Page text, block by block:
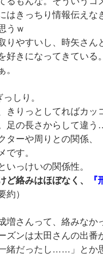
はきっちり情報伝え
うｗ
やすいし、時矢さん
好きになってきてい
。
しり。
りっとしてればカッ
足の長さからして違
ーや周りとの関係、
です。
っけいの関係性。
ど絡みはほぼなく、
約）
増さんって、絡みな
ンは太田さんの出番
緒だったし……」とか